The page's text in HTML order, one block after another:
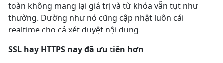
toàn không mang lại giá trị và từ khóa vẫn tụt như
thường. Dường như nó cũng cập nhật luôn cái
realtime cho cả xét duyệt nội dung.
SSL hay HTTPS nay đã ưu tiên hơn